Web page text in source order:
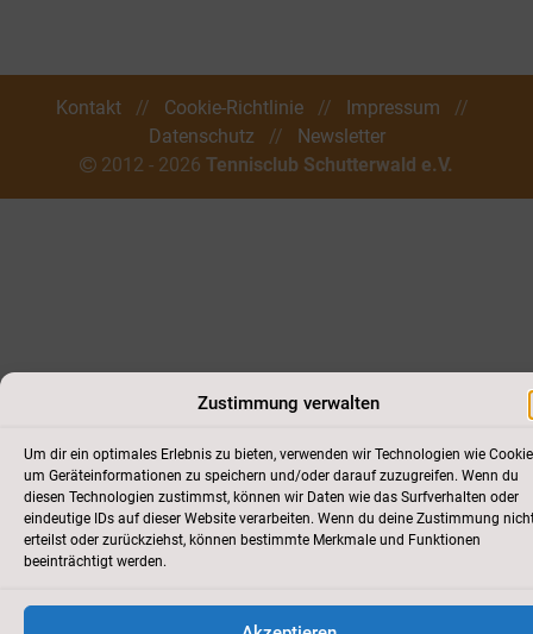
Zustimmung verwalten
Um dir ein optimales Erlebnis zu bieten, verwenden wir Technologien wie
um Geräteinformationen zu speichern und/oder darauf zuzugreifen. Wenn du
diesen Technologien zustimmst, können wir Daten wie das Surfverhalten oder
eindeutige IDs auf dieser Website verarbeiten. Wenn du deine Zustimmung
erteilst oder zurückziehst, können bestimmte Merkmale und Funktionen
beeinträchtigt werden.
Kontakt // Cookie-Richtlinie // Impressum
//
Datenschutz
//
Newsletter
2012 - 2026 Tennisclub Schutterwald e.V.